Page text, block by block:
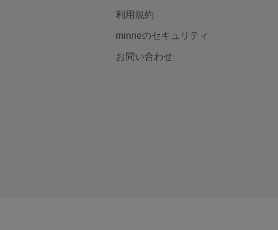
利用規約
minneのセキュリティ
お問い合わせ